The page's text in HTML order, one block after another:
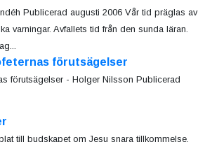
Publicerad augusti 2006 Vår tid präglas av
varningar. Avfallets tid från den sunda läran.
förutsägelser
förutsägelser - Holger Nilsson Publicerad
till budskapet om Jesu snara tillkommelse.